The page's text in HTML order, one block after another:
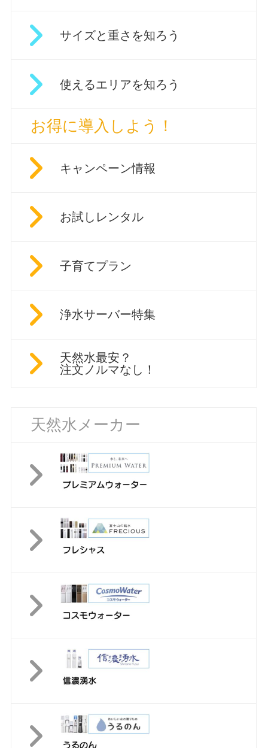
サイズと重さを知ろう
使えるエリアを知ろう
お得に導入しよう！
キャンペーン情報
お試しレンタル
子育てプラン
浄水サーバー特集
天然水最安？
注文ノルマなし！
天然水メーカー